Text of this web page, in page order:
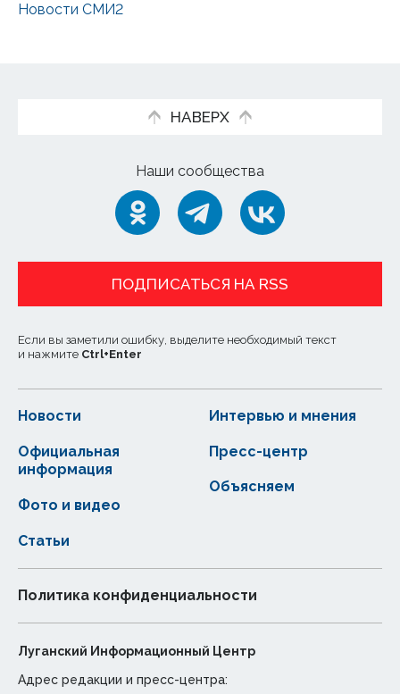
Новости СМИ2
НАВЕРХ
Наши сообщества
ПОДПИСАТЬСЯ НА RSS
Если вы заметили ошибку, выделите необходимый текст
и нажмите Ctrl+Enter
Новости
Статьи
Официальная
информация
Интервью и мнения
Фото и видео
Пресс-центр
Объясняем
Политика конфиденциальности
Луганский Информационный Центр
Адрес редакции и пресс-центра: